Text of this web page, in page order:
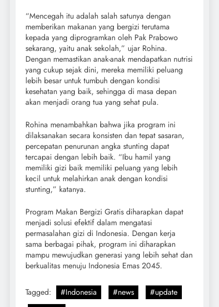
“Mencegah itu adalah salah satunya dengan
memberikan makanan yang bergizi terutama
kepada yang diprogramkan oleh Pak Prabowo
sekarang, yaitu anak sekolah,” ujar Rohina.
Dengan memastikan anak-anak mendapatkan nutrisi
yang cukup sejak dini, mereka memiliki peluang
lebih besar untuk tumbuh dengan kondisi
kesehatan yang baik, sehingga di masa depan
akan menjadi orang tua yang sehat pula.
Rohina menambahkan bahwa jika program ini
dilaksanakan secara konsisten dan tepat sasaran,
percepatan penurunan angka stunting dapat
tercapai dengan lebih baik. “Ibu hamil yang
memiliki gizi baik memiliki peluang yang lebih
kecil untuk melahirkan anak dengan kondisi
stunting,” katanya.
Program Makan Bergizi Gratis diharapkan dapat
menjadi solusi efektif dalam mengatasi
permasalahan gizi di Indonesia. Dengan kerja
sama berbagai pihak, program ini diharapkan
mampu mewujudkan generasi yang lebih sehat dan
berkualitas menuju Indonesia Emas 2045.
Tagged: #Indonesia #news
#update